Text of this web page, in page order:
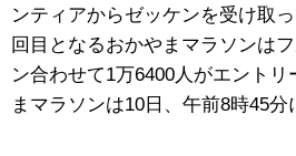
ンティアからゼッケンを受け取
回目となるおかやまマラソンは
ン合わせて1万6400人がエント
まマラソンは10日、午前8時45分